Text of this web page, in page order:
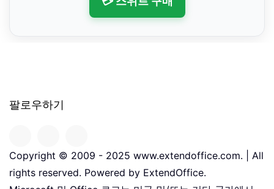
팔로우하기
Copyright © 2009 - 2025 www.extendoffice.com. | All
rights reserved. Powered by ExtendOffice.